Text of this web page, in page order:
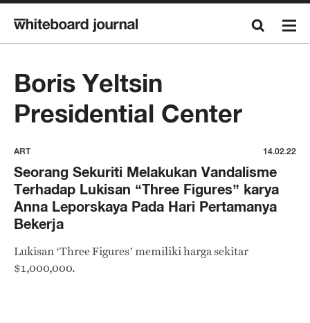
Boris Yeltsin
Presidential Center
ART 14.02.22
Seorang Sekuriti Melakukan Vandalisme
Terhadap Lukisan “Three Figures” karya
Anna Leporskaya Pada Hari Pertamanya
Bekerja
Lukisan ‘Three Figures’ memiliki harga sekitar
$1,000,000.